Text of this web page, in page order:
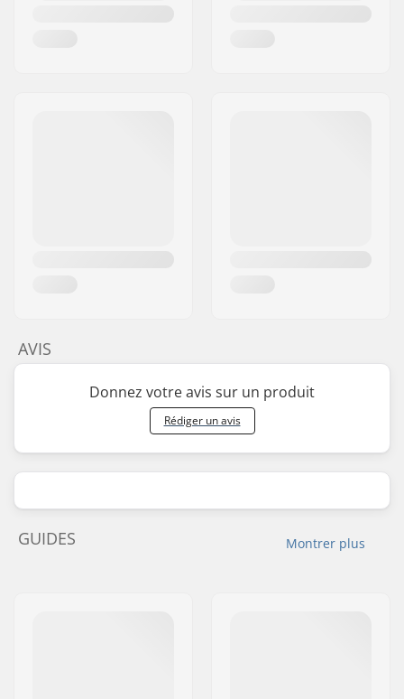
AVIS
Donnez votre avis sur un produit
Rédiger un avis
Montrer plus
GUIDES